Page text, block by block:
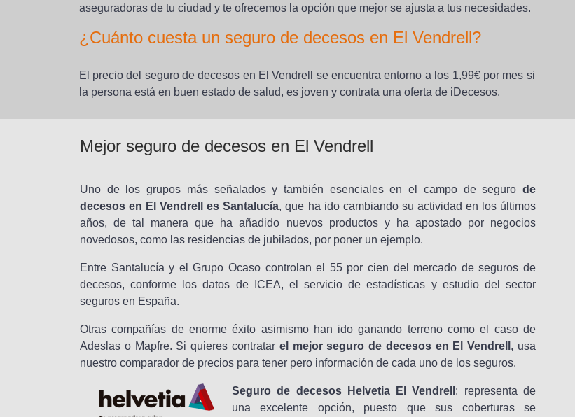
aseguradoras de tu ciudad y te ofrecemos la opción que mejor se ajusta a tus necesidades.
¿Cuánto cuesta un seguro de decesos en El Vendrell?
El precio del seguro de decesos en El Vendrell se encuentra entorno a los 1,99€ por mes si
la persona está en buen estado de salud, es joven y contrata una oferta de iDecesos.
Mejor seguro de decesos en El Vendrell
Uno de los grupos más señalados y también esenciales en el campo de seguro de
decesos en El Vendrell es Santalucía, que ha ido cambiando su actividad en los últimos
años, de tal manera que ha añadido nuevos productos y ha apostado por negocios
novedosos, como las residencias de jubilados, por poner un ejemplo.
Entre Santalucía y el Grupo Ocaso controlan el 55 por cien del mercado de seguros de
decesos, conforme los datos de ICEA, el servicio de estadísticas y estudio del sector
seguros en España.
Otras compañías de enorme éxito asimismo han ido ganando terreno como el caso de
Adeslas o Mapfre. Si quieres contratar el mejor seguro de decesos en El Vendrell , usa
nuestro comparador de precios para tener pero información de cada uno de los seguros.
Seguro de decesos Helvetia El Vendrell : representa de
una excelente opción, puesto que sus coberturas se